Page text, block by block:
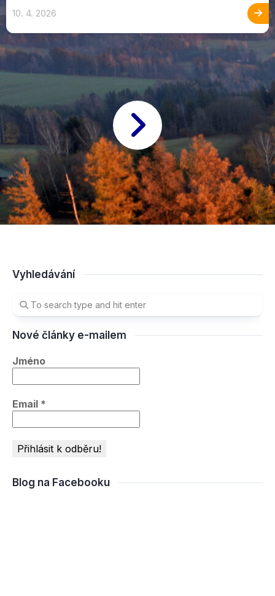
10. 4. 2026
Vyhledávání
Nové články e-mailem
Jméno
Email *
Blog na Facebooku